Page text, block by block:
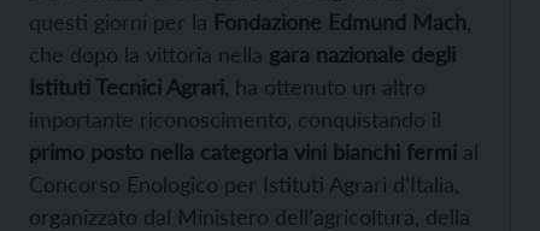
questi giorni per la Fondazione Edmund Mach
che dopo la vittoria nella gara nazionale degli
Istituti Tecnici Agrari , ha ottenuto un altro
importante riconoscimento, conquistando il
primo posto nella categoria vini bianchi fermi al
Concorso Enologico per Istituti Agrari d’Italia,
organizzato dal Ministero dell’agricoltura, della